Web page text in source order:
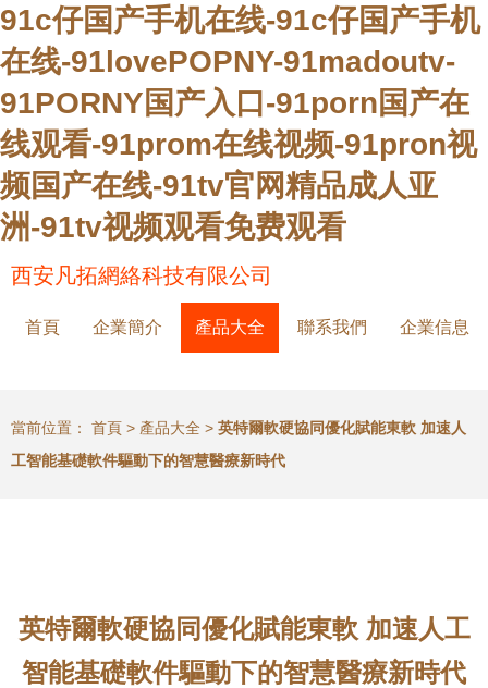
91c仔国产手机在线-91c仔国产手机
在线-91lovePOPNY-91madoutv-
91PORNY国产入口-91porn国产在
线观看-91prom在线视频-91pron视
频国产在线-91tv官网精品成人亚
洲-91tv视频观看免费观看
西安凡拓網絡科技有限公司
首頁 企業簡介 產品大全 聯系我們 企業信息
當前位置： 首頁 > 產品大全 > 英特爾軟硬協同優化賦能東軟 加速人
工智能基礎軟件驅動下的智慧醫療新時代
英特爾軟硬協同優化賦能東軟 加速人工
智能基礎軟件驅動下的智慧醫療新時代